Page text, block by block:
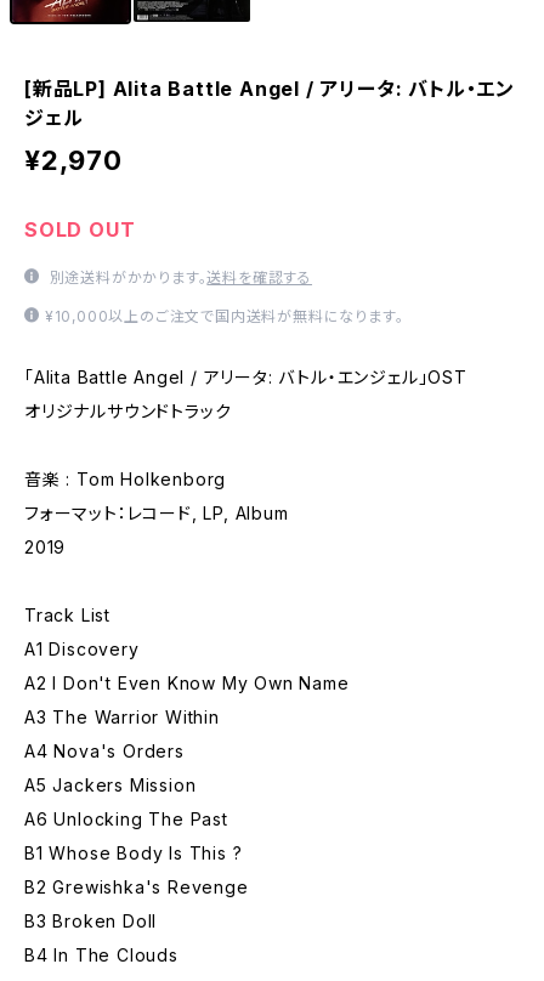
[新品LP] Alita Battle Angel / アリータ: バトル・エン
ジェル
¥2,970
SOLD OUT
別途送料がかかります。送料を確認する
¥10,000以上のご注文で国内送料が無料になります。
「Alita Battle Angel / アリータ: バトル・エンジェル」OST
オリジナルサウンドトラック
音楽 : Tom Holkenborg
フォーマット：レコード, LP, Album
2019
Track List
A1 Discovery
A2 I Don't Even Know My Own Name
A3 The Warrior Within
A4 Nova's Orders
A5 Jackers Mission
A6 Unlocking The Past
B1 Whose Body Is This ?
B2 Grewishka's Revenge
B3 Broken Doll
B4 In The Clouds